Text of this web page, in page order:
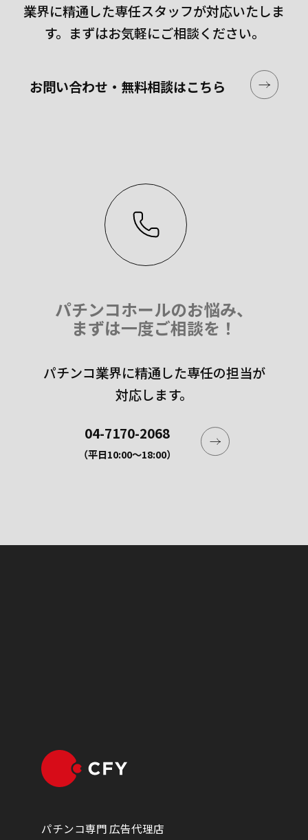
業界に精通した専任スタッフが対応いたしま
す。 まずはお気軽にご相談ください。
お問い合わせ・無料相談はこちら
パチンコホールのお悩み、
まずは一度ご相談を！
パチンコ業界に精通した専任の担当が
対応します。
04-7170-2068
（平日10:00〜18:00）
パチンコ専門 広告代理店